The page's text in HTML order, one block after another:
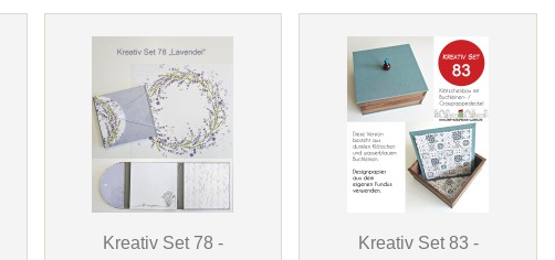
Kreativ Set 78 -
Kreativ Set 83 -